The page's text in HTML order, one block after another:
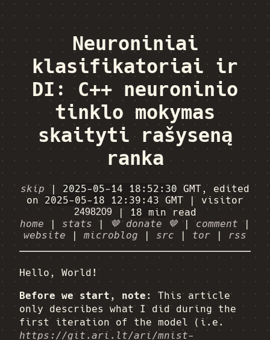
Neuroniniai
klasifikatoriai ir
DI: C++ neuroninio
tinklo mokymas
skaityti rašyseną
ranka
skip |2025-05-14 18:52:30 GMT, edited
on 2025-05-18 12:39:43GMT | visitor
|
18 min read
home | stats | 🤎 donate 🤎 |comment
|
website
| microblog | src | tor | rss
Hello, World!
Before we start, note:
This article
only describes what I did during the
first iteration of the model (i.e.
https://git.ari.lt/ari/mnist-